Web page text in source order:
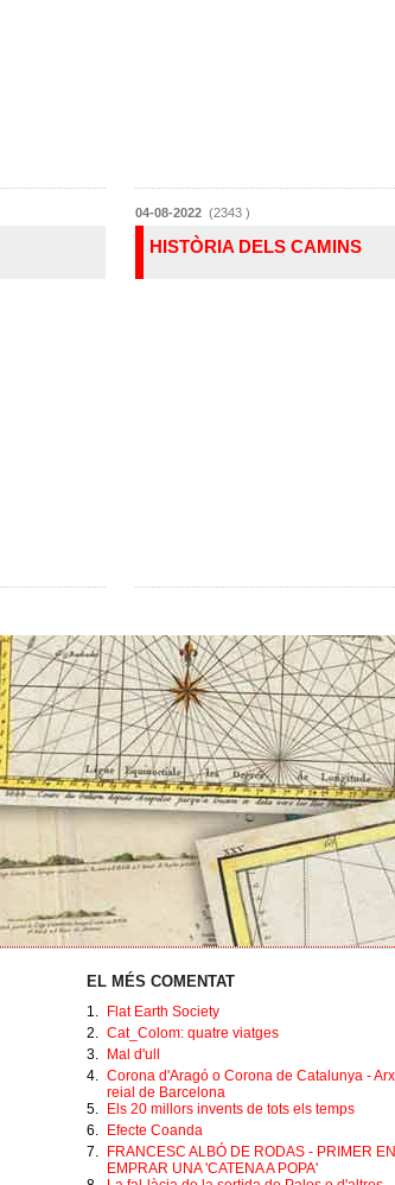
04-08-2022 (2343 )
HISTÒRIA DELS CAMINS
EL MÉS COMENTAT
1.
Flat Earth Society
2. Cat_Colom: quatre viatges
3.
Mal d'ull
4. Corona d'Aragó o Corona de Catalunya -
reial de Barcelona
5.
Els 20 millors invents de tots els temps
6.
Efecte Coanda
7.
FRANCESC ALBÓ DE RODAS - PRIMER EN
EMPRAR UNA 'CATENA A POPA'